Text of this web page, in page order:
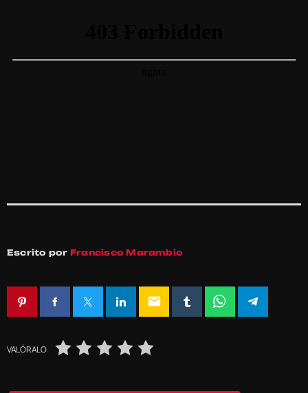
Escrito por Francisco Marambio
email
VALÓRALO